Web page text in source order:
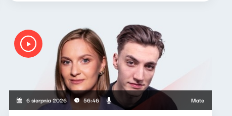
6 sierpnia 2026 56:46 Mateusz